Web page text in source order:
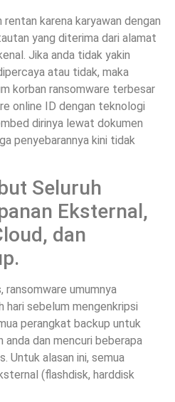
karena karyawan dengan
yang diterima dari alamat
Jika anda tidak yakin
atau tidak, maka
korban ransomware terbesar
online ID dengan teknologi
dirinya lewat dokumen
penyebarannya kini tidak
Seluruh
Eksternal,
dan
umumnya
hari sebelum mengenkripsi
perangkat backup untuk
anda dan mencuri beberapa
Untuk alasan ini, semua
(flashdisk, harddisk